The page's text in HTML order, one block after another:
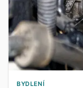
BYDLENÍ